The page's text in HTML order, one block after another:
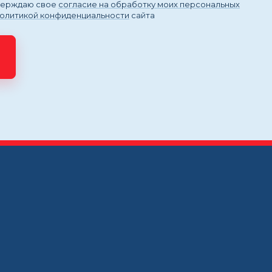
свое согласие на обработку моих персональных
конфиденциальности сайта